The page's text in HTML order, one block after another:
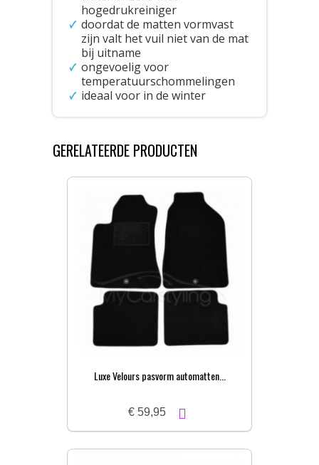
hogedrukreiniger
doordat de matten vormvast
zijn valt het vuil niet van de mat
bij uitname
ongevoelig voor
temperatuurschommelingen
ideaal voor in de winter
GERELATEERDE PRODUCTEN
Luxe Velours pasvorm automatten...
€ 59,95